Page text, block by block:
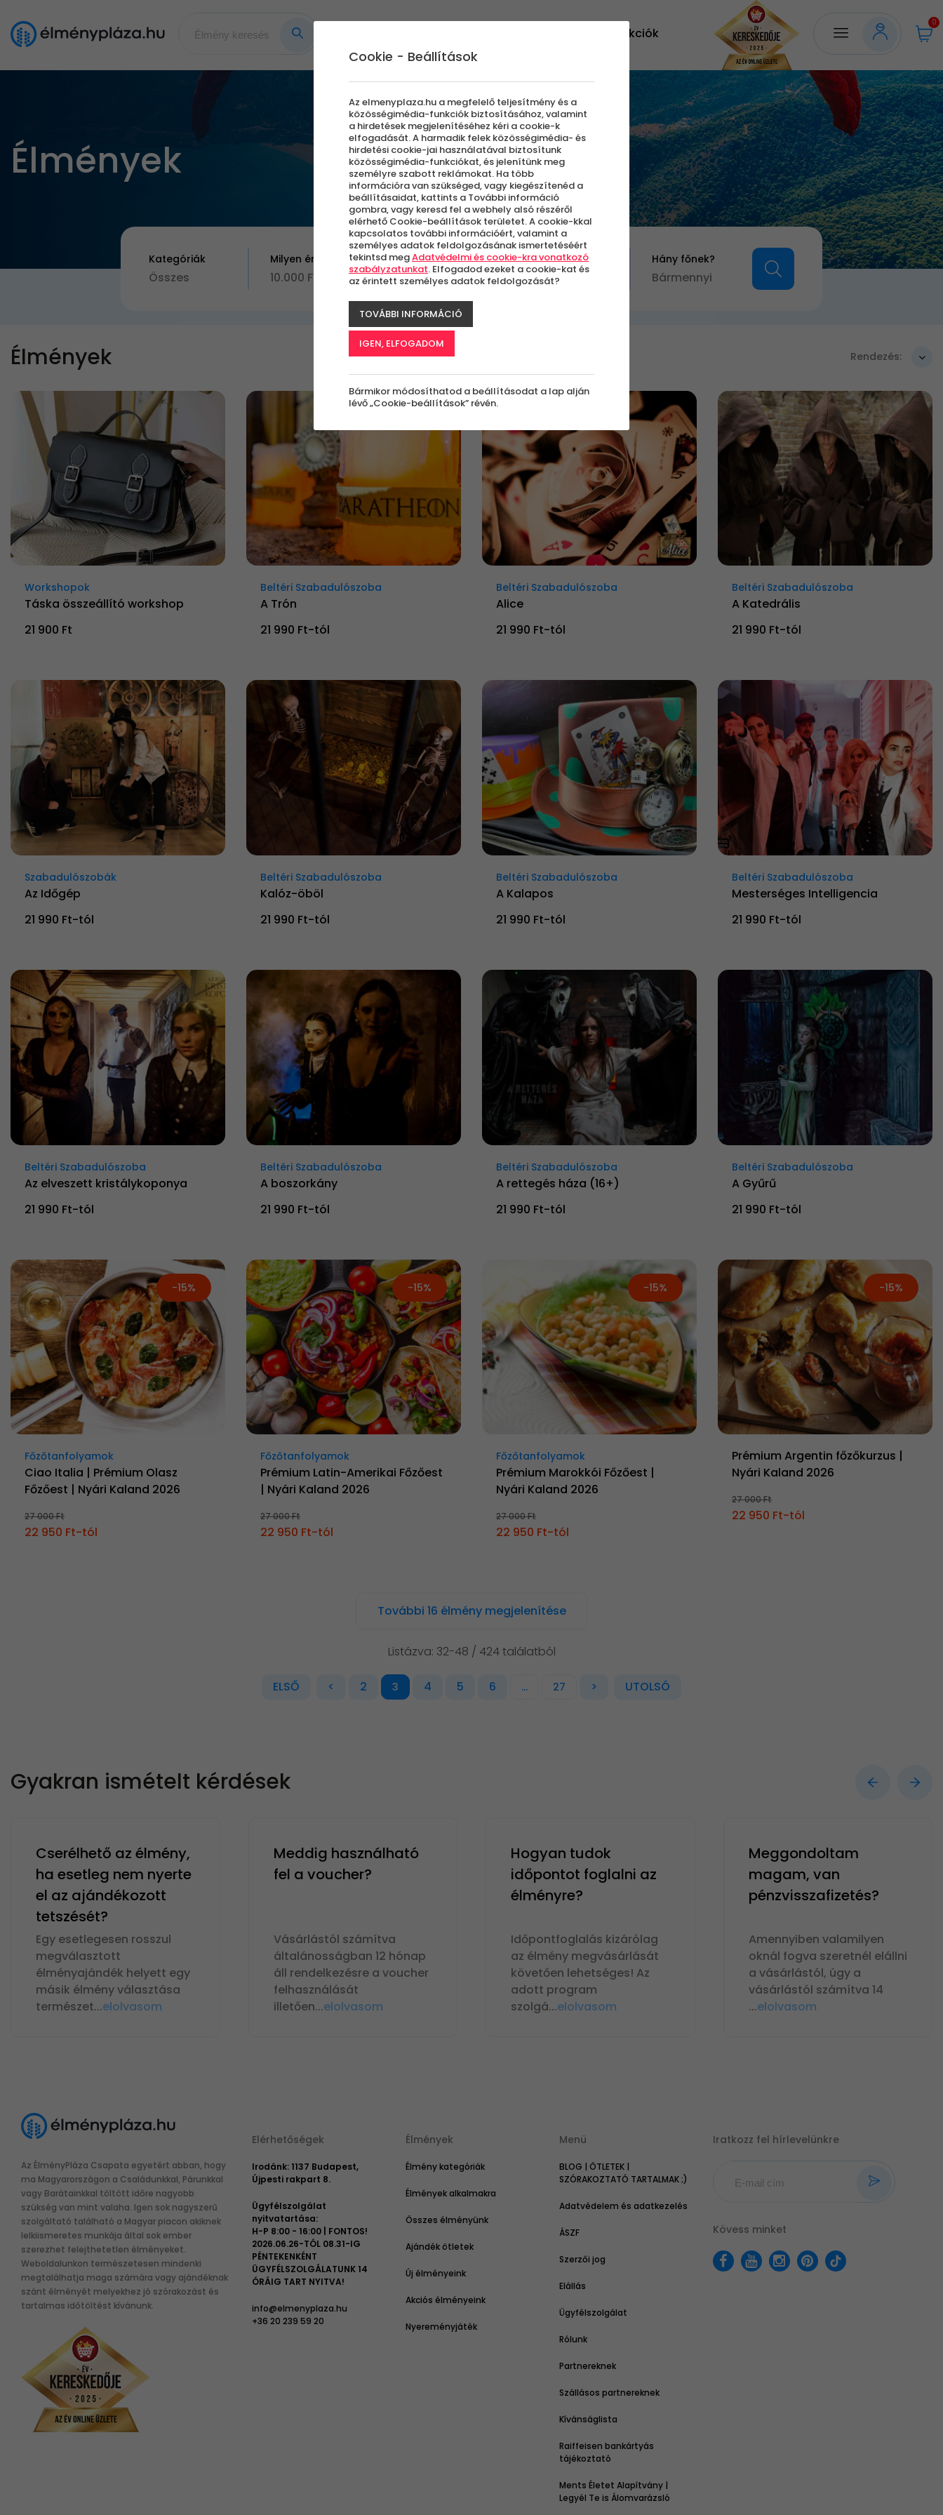
Akciók
0
Élmények
Kategóriák
Összes
Milyen értékben?
10.000 Ft - 25.000 Ft
Kinek szól az
élmény?
Milyen alkalomra?
Bármilyen
Hány főnek?
Bármennyi
Élmények Rendezés:
Workshopok
Táska összeállító workshop
21 900 Ft
Beltéri Szabadulószoba
A Trón
21 990 Ft-tól
Beltéri Szabadulószoba
Alice
21 990 Ft-tól
Beltéri Szabadulószoba
A Katedrális
21 990 Ft-tól
Szabadulószobák
Az Időgép
21 990 Ft-tól
Beltéri Szabadulószoba
Kalóz-öböl
21 990 Ft-tól
Beltéri Szabadulószoba
A Kalapos
21 990 Ft-tól
Beltéri Szabadulószoba
Mesterséges Intelligencia
21 990 Ft-tól
Beltéri Szabadulószoba
Az elveszett kristálykoponya
21 990 Ft-tól
Beltéri Szabadulószoba
A boszorkány
21 990 Ft-tól
Beltéri Szabadulószoba
A rettegés háza (16+)
21 990 Ft-tól
Beltéri Szabadulószoba
A Gyűrű
21 990 Ft-tól
-15%
Főzőtanfolyamok
Ciao Italia | Prémium Olasz
Főzőest | Nyári Kaland 2026
27 000 Ft
22 950 Ft-tól
-15%
Főzőtanfolyamok
Prémium Latin-Amerikai Főzőest
| Nyári Kaland 2026
27 000 Ft
22 950 Ft-tól
-15%
Főzőtanfolyamok
Prémium Marokkói Főzőest |
Nyári Kaland 2026
27 000 Ft
22 950 Ft-tól
-15%
Prémium Argentin főzőkurzus |
Nyári Kaland 2026
27 000 Ft
22 950 Ft-tól
További 16 élmény megjelenítése
Listázva: 32-48 / 424 találatból
ELSŐ < 2 3 4 5 6 ... 27 > UTOLSÓ
Gyakran ismételt kérdések
Cserélhető az élmény,
ha esetleg nem nyerte
el az ajándékozott
tetszését?
Egy esetlegesen rosszul
megválasztott
élményajándék helyett egy
másik élmény választása
természet...elolvasom
Meddig használható
fel a voucher?
Vásárlástól számítva
általánosságban 12 hónap
áll rendelkezésre a voucher
felhasználását
illetően...elolvasom
Hogyan tudok
időpontot foglalni az
élményre?
Időpontfoglalás kizárólag
az élmény megvásárlását
követően lehetséges! Az
adott program
szolgá...elolvasom
Meggondoltam
magam, van
pénzvisszafizetés?
Amennyiben valamilyen
oknál fogva szeretnél elállni
a vásárlástól, úgy a
vásárlástól számítva 14
...elolvasom
Az ÉlményPláza Csapata egyetért abban, hogy
ma Magyarországon a Családunkkal, Párunkkal
vagy Barátainkkal töltött időre nagyobb
szükség van mint valaha. Igen sok nagyszerű
szolgáltató található a Magyar piacon akiknek
lelkiismeretes munkája által sok ember
szerezhet felejthetetlen élményeket.
Weboldalunkon természetesen mindenki
megtalálhatja maga számára vagy ajándéknak
szánt élményét melyekhez jó szórakozást és
tartalmas időtöltést kívánunk.
Elérhetőségek
Irodánk: 1137 Budapest,
Újpesti rakpart 8.
Ügyfélszolgálat
nyitvatartása:
H-P 8:00 - 16:00 | FONTOS!
2026.06.26-TÓL 08.31-IG
PÉNTEKENKÉNT
ÜGYFÉLSZOLGÁLATUNK 14
ÓRÁIG TART NYITVA!
info@elmenyplaza.hu
+36 20 239 59 20
Élmények
Élmény kategóriák
Élmények alkalmakra
Összes élményünk
Ajándék ötletek
Új élményeink
Akciós élményeink
Nyereményjáték
Menü
BLOG | ÖTLETEK |
SZÓRAKOZTATÓ TARTALMAK ;)
Adatvédelem és adatkezelés
ÁSZF
Szerzői jog
Elállás
Ügyfélszolgálat
Rólunk
Partnereknek
Szállásos partnereknek
Kívánságlista
Raiffeisen bankártyás
tájékoztató
Ments Életet Alapítvány |
Legyél Te is Álomvarázsló
Iratkozz fel hírlevelünkre
Kövess minket
Cookie - Beállítások
Az elmenyplaza.hu a megfelelő teljesítmény és a
közösségimédia-funkciók biztosításához, valamint
a hirdetések megjelenítéséhez kéri a cookie-k
elfogadását. A harmadik felek közösségimédia- és
hirdetési cookie-jai használatával biztosítunk
közösségimédia-funkciókat, és jelenítünk meg
személyre szabott reklámokat. Ha több
információra van szükséged, vagy kiegészítenéd a
beállításaidat, kattints a További információ
gombra, vagy keresd fel a webhely alsó részéről
elérhető Cookie-beállítások területet. A cookie-kkal
kapcsolatos további információért, valamint a
személyes adatok feldolgozásának ismertetéséért
tekintsd megAdatvédelmi és cookie-kra vonatkozó
szabályzatunkat. Elfogadod ezeket a cookie-kat és
az érintett személyes adatok feldolgozását?
TOVÁBBI INFORMÁCIÓ
IGEN, ELFOGADOM
Bármikor módosíthatod a beállításodat a lap alján
lévő „Cookie-beállítások” révén.